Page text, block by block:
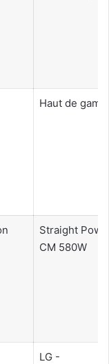
Haut de
Straight
CM 580W
LG -